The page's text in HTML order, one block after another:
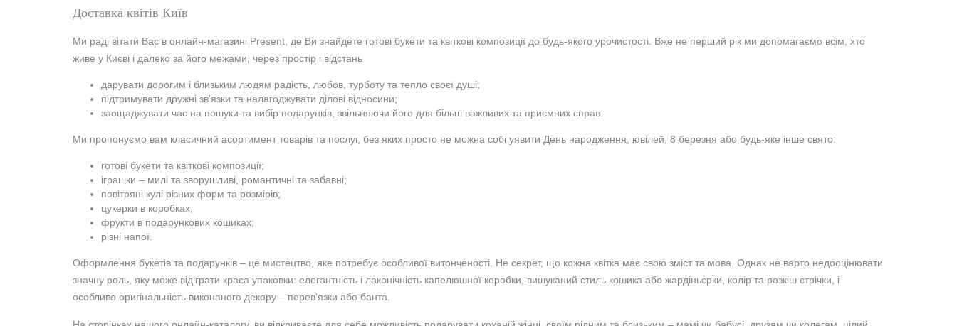
Доставка квітів Київ
Ми раді вітати Вас в онлайн-магазині Present, де Ви знайдете готові букети та квіткові композиції до будь-якого урочистості. Вже не перший рік ми допомагаємо всім, хто
живе у Києві і далеко за його межами, через простір і відстань
дарувати дорогим і близьким людям радість, любов, турботу та тепло своєї душі;
підтримувати дружні зв'язки та налагоджувати ділові відносини;
заощаджувати час на пошуки та вибір подарунків, звільняючи його для більш важливих та приємних справ.
Ми пропонуємо вам класичний асортимент товарів та послуг, без яких просто не можна собі уявити День народження, ювілей, 8 березня або будь-яке інше свято:
готові букети та квіткові композиції;
іграшки – милі та зворушливі, романтичні та забавні;
повітряні кулі різних форм та розмірів;
цукерки в коробках;
фрукти в подарункових кошиках;
різні напої.
Оформлення букетів та подарунків – це мистецтво, яке потребує особливої ​​витонченості. Не секрет, що кожна квітка має свою зміст та мова. Однак не варто недооцінювати
значну роль, яку може відіграти краса упаковки: елегантність і лаконічність капелюшної коробки, вишуканий стиль кошика або жардіньєрки, колір та розкіш стрічки, і
особливо оригінальність виконаного декору – перев'язки або банта.